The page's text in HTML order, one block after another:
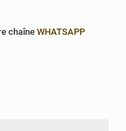
chaîne WHATSAPP